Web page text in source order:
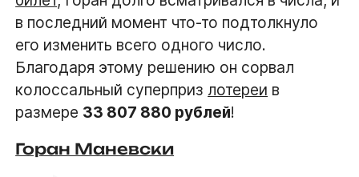
в последний момент что-то подтолкнуло
его изменить всего одного число.
Благодаря этому решению он сорвал
колоссальный суперприз лотереи в
размере 33 807 880 рублей!
Горан Маневски